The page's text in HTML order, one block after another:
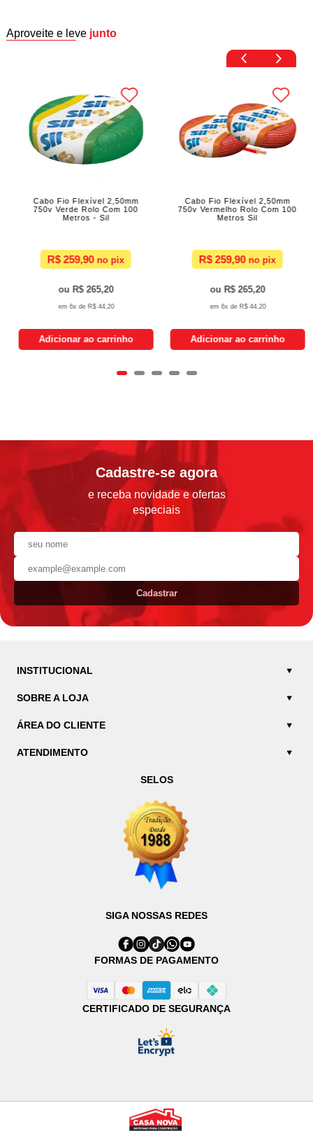
Aproveite e leve junto
Cabo Fio Flexível 2,50mm
750v Verde Rolo Com 100
Metros - Sil
R$ 259,90
R$ 265,20
6x deR$ 44,20
Adicionar ao carrinho
Cabo Fio Flexível 2,50mm
750v Vermelho Rolo Com 100
Metros Sil
R$ 259,90
R$ 265,20
6x deR$ 44,20
Adicionar ao carrinho
Cadastre-se agora
e receba novidade e ofertas
especiais
Cadastrar
INSTITUCIONAL
SOBRE A LOJA
ÁREA DO CLIENTE
ATENDIMENTO
SELOS
SIGA NOSSAS REDES
FORMAS DE PAGAMENTO
CERTIFICADO DE SEGURANÇA